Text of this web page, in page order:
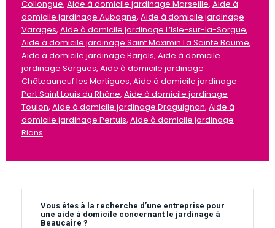
Collongue, Aide à domicile jardinage Marseille, Aide à
domicile jardinage Aubagne, Aide à domicile jardinage
Varages, Aide à domicile jardinage L’Isle-sur-la-Sorgue,
Aide à domicile jardinage Saint Maximin La Sainte Baume,
Aide à domicile jardinage Barjols, Aide à domicile
jardinage Sorgues, Aide à domicile jardinage
Châteauneuf les Martigues, Aide à domicile jardinage
Port Saint Louis du Rhône, Aide à domicile jardinage
Toulon, Aide à domicile jardinage Draguignan, Aide à
domicile jardinage Pertuis, Aide à domicile jardinage
Rians
Vous êtes à la recherche d’une entreprise pour
une aide à domicile concernant le jardinage à
Beaucaire ?